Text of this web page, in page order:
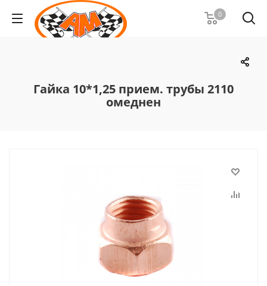
0
Гайка 10*1,25 прием. трубы 2110
омеднен